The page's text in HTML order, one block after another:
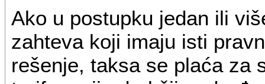
Ako u postupku jedan ili
zahteva koji imaju isti
rešenje, taksa se plaća za